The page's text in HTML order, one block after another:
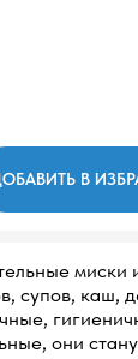
В
миски
супов, каш,
они